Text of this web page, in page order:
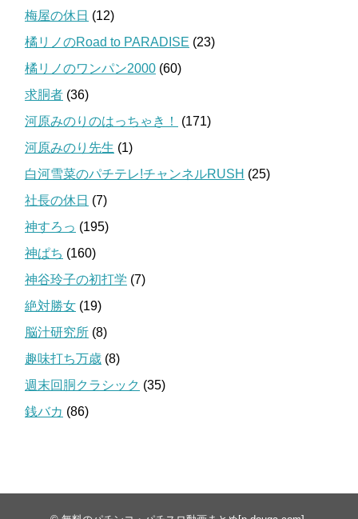
梅屋の休日 (12)
橘リノのRoad to PARADISE (23)
橘リノのワンパン2000 (60)
求胴者 (36)
河原みのりのはっちゃき！
(171)
河原みのり先生 (1)
白河雪菜のパチテレ!チャンネルRUSH (25)
社長の休日 (7)
神すろっ (195)
神ぱち (160)
神谷玲子の初打学 (7)
絶対勝女 (19)
脳汁研究所 (8)
趣味打ち万歳 (8)
週末回胴クラシック (35)
銭バカ (86)